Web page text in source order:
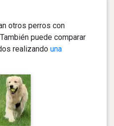
otros perros con
puede comparar
realizando una